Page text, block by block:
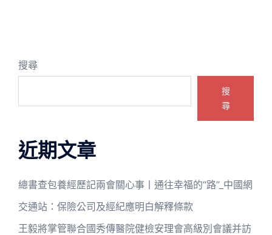
搜尋
搜
尋
近期文章
總書查包養經歷記兩會關心事丨通往幸福的“路”_中國網
交通站：保險公司及經紀應明白解釋條款
王毅將掌管聯合國秀傳醫院健檢安理會高級別會議并訪